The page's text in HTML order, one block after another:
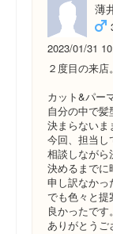
薄
2023/01/31
２度目の来店。
カット&パー
自分の中で
決まらないま
今回、担当し
相談しながら
決めるまでに
申し訳なかっ
でも色々と提
良かったです。
ありがとうご